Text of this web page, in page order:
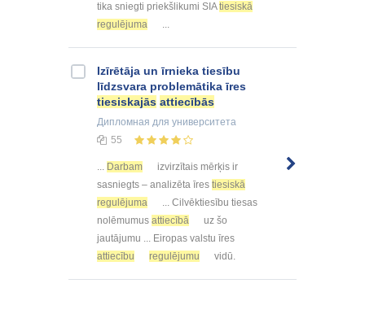
tika sniegti priekšlikumi SIAtiesiskā
regulējuma
...
Izīrētāja un īrnieka tiesību
līdzsvara problemātika īres
tiesiskajās attiecībās
Дипломная для университета
55
... Darbam
izvirzītais mērķis ir
sasniegts – analizēta īres tiesiskā
regulējuma
... Cilvēktiesību tiesas
nolēmumus attiecībā
uz šo
jautājumu ... Eiropas valstu īres
attiecību
regulējumu vidū.